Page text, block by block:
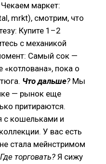
маркет:
mrkt), смотрим, что
Купите 1–2
с механикой
Самый сок —
«котлована», пока о
Что дальше? Мы
— рынок еще
притираются.
с кошельками и
У вас есть
стала мейнстримом
Где торговать? Я сижу